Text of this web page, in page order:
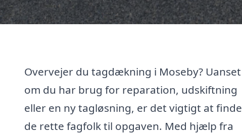
Overvejer du tagdækning i Moseby? Uanset
om du har brug for reparation, udskiftning
eller en ny tagløsning, er det vigtigt at finde
de rette fagfolk til opgaven. Med hjælp fra